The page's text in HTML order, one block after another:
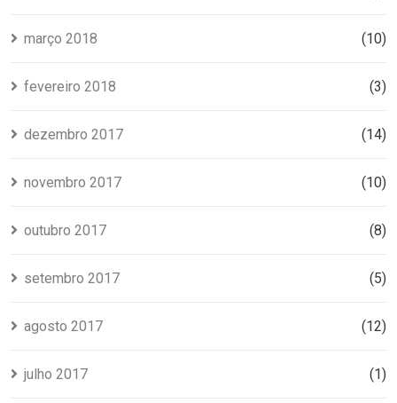
março 2018 (10)
fevereiro 2018 (3)
dezembro 2017 (14)
novembro 2017 (10)
outubro 2017 (8)
setembro 2017 (5)
agosto 2017 (12)
julho 2017 (1)